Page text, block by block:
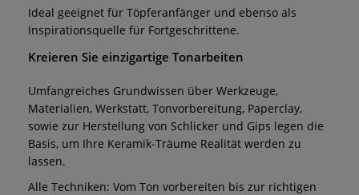
Ideal geeignet für Töpferanfänger und ebenso als
Inspirationsquelle für Fortgeschrittene.
Kreieren Sie einzigartige Tonarbeiten
Umfangreiches Grundwissen über Werkzeuge,
Materialien, Werkstatt, Tonvorbereitung, Paperclay,
sowie zur Herstellung von Schlicker und Gips legen die
Basis, um Ihre Keramik-Träume Realität werden zu
lassen.
Alle Techniken: Vom Ton vorbereiten bis zur richtigen